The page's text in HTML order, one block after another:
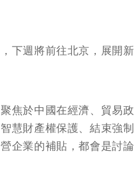
下週將前往北京，展開新
焦於中國在經濟、貿易政
慧財產權保護、結束強制
企業的補貼，都會是討論